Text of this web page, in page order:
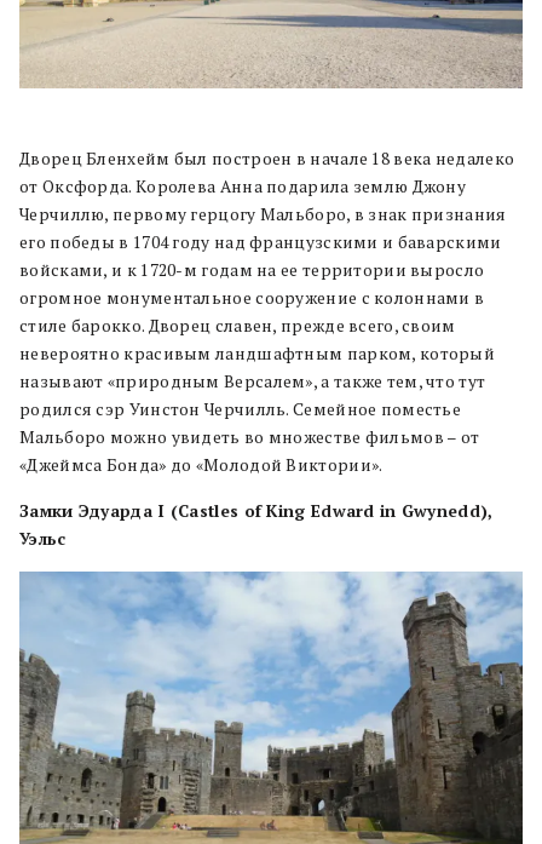
Дворец Бленхейм был построен в начале 18 века недалеко
от Оксфорда. Королева Анна подарила землю Джону
Черчиллю, первому герцогу Мальборо, в знак признания
его победы в 1704 году над французскими и баварскими
войсками, и к 1720-м годам на ее территории выросло
огромное монументальное сооружение с колоннами в
стиле барокко. Дворец славен, прежде всего, своим
невероятно красивым ландшафтным парком, который
называют «природным Версалем», а также тем, что тут
родился сэр Уинстон Черчилль. Семейное поместье
Мальборо можно увидеть во множестве фильмов – от
«Джеймса Бонда» до «Молодой Виктории».
Замки Эдуарда I (Castles of King Edward in Gwynedd),
Уэльс